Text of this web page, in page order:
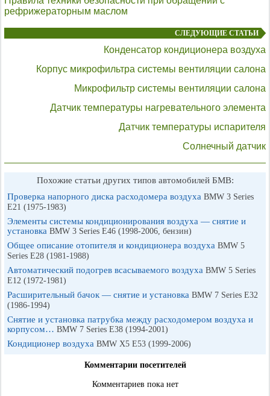
рефрижераторным маслом
СЛЕДУЮЩИЕ СТАТЬИ
Конденсатор кондиционера воздуха
Корпус микрофильтра системы вентиляции салона
Микрофильтр системы вентиляции салона
Датчик температуры нагревательного элемента
Датчик температуры испарителя
Солнечный датчик
Похожие статьи других типов автомобилей БМВ:
Проверка напорного диска расходомера воздуха BMW 3 Series
E21 (1975-1983)
Элементы системы кондиционирования воздуха — снятие и
установка BMW 3 Series E46 (1998-2006, бензин)
Общее описание отопителя и кондиционера воздуха BMW 5
Series E28 (1981-1988)
Автоматический подогрев всасываемого воздуха BMW 5 Series
E12 (1972-1981)
Расширительный бачок — снятие и установка BMW 7 Series E32
(1986-1994)
Снятие и установка патрубка между расходомером воздуха и
корпусом… BMW 7 Series E38 (1994-2001)
Кондиционер воздуха BMW X5 E53 (1999-2006)
Комментарии посетителей
Комментариев пока нет